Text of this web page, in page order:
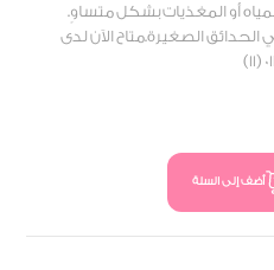
أو المغذيات بشكل متساوٍ.
الحدائق الصغيرة.متاح الآن لدى
أضف إلى السلة